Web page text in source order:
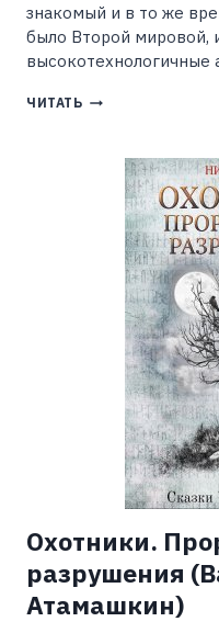
знакомый и в то же
было Второй мировой,
высокотехнологичные
ЧИТАТЬ ВАРЛОРД.
(ANGEL
DELACRUZ)
Охотники.
разрушения
Атамашкин)